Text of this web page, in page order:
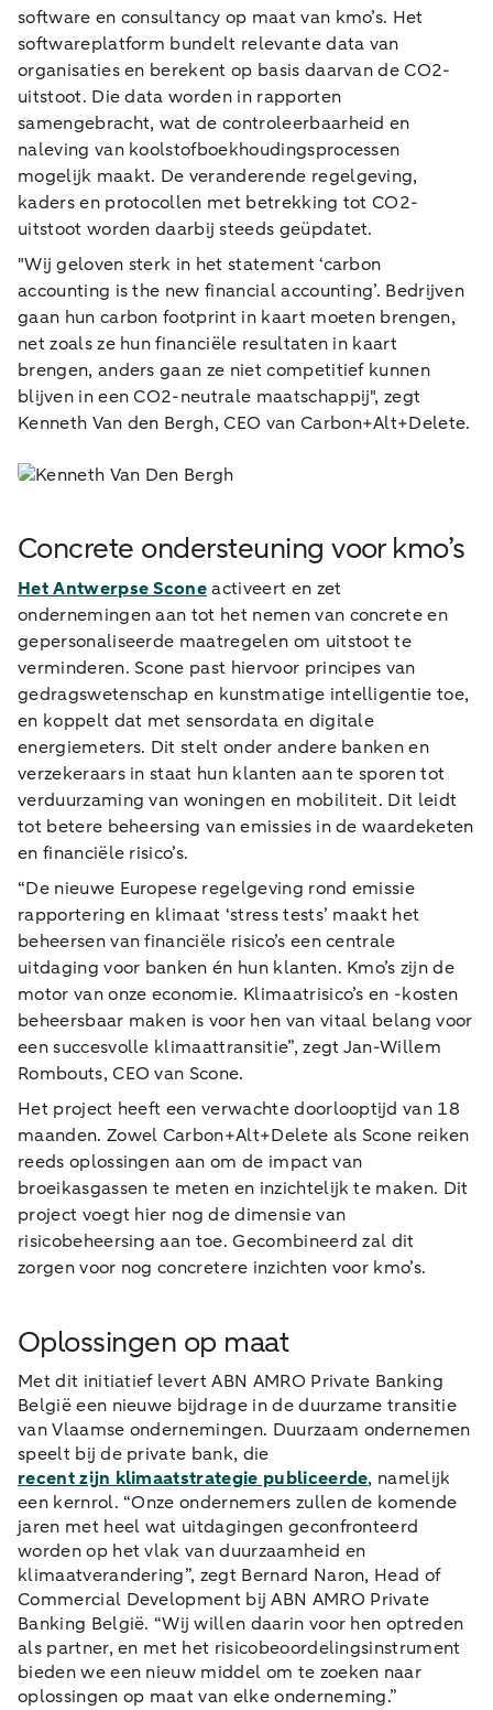
software en consultancy op maat van kmo’s. Het
softwareplatform bundelt relevante data van
organisaties en berekent op basis daarvan de CO2-
uitstoot. Die data worden in rapporten
samengebracht, wat de controleerbaarheid en
naleving van koolstofboekhoudingsprocessen
mogelijk maakt. De veranderende regelgeving,
kaders en protocollen met betrekking tot CO2-
uitstoot worden daarbij steeds geüpdatet.
"Wij geloven sterk in het statement ‘carbon
accounting is the new financial accounting’. Bedrijven
gaan hun carbon footprint in kaart moeten brengen,
net zoals ze hun financiële resultaten in kaart
brengen, anders gaan ze niet competitief kunnen
blijven in een CO2-neutrale maatschappij", zegt
Kenneth Van den Bergh, CEO van Carbon+Alt+Delete.
Concrete ondersteuning voor kmo’s
Het Antwerpse Sconeactiveert en zet
ondernemingen aan tot het nemen van concrete en
gepersonaliseerde maatregelen om uitstoot te
verminderen. Scone past hiervoor principes van
gedragswetenschap en kunstmatige intelligentie toe,
en koppelt dat met sensordata en digitale
energiemeters. Dit stelt onder andere banken en
verzekeraars in staat hun klanten aan te sporen tot
verduurzaming van woningen en mobiliteit. Dit leidt
tot betere beheersing van emissies in de waardeketen
en financiële risico’s.
“De nieuwe Europese regelgeving rond emissie
rapportering en klimaat ‘stress tests’ maakt het
beheersen van financiële risico’s een centrale
uitdaging voor banken én hun klanten. Kmo’s zijn de
motor van onze economie. Klimaatrisico’s en -kosten
beheersbaar maken is voor hen van vitaal belang voor
een succesvolle klimaattransitie”, zegt Jan-Willem
Rombouts, CEO van Scone.
Het project heeft een verwachte doorlooptijd van 18
maanden. Zowel Carbon+Alt+Delete als Scone reiken
reeds oplossingen aan om de impact van
broeikasgassen te meten en inzichtelijk te maken. Dit
project voegt hier nog de dimensie van
risicobeheersing aan toe. Gecombineerd zal dit
zorgen voor nog concretere inzichten voor kmo’s.
Oplossingen op maat
Met dit initiatief levert ABN AMRO Private Banking
België een nieuwe bijdrage in de duurzame transitie
van Vlaamse ondernemingen. Duurzaam ondernemen
speelt bij de private bank, die
recent zijn klimaatstrategie publiceerde, namelijk
een kernrol. “Onze ondernemers zullen de komende
jaren met heel wat uitdagingen geconfronteerd
worden op het vlak van duurzaamheid en
klimaatverandering”, zegt Bernard Naron, Head of
Commercial Development bij ABN AMRO Private
Banking België. “Wij willen daarin voor hen optreden
als partner, en met het risicobeoordelingsinstrument
bieden we een nieuw middel om te zoeken naar
oplossingen op maat van elke onderneming.”